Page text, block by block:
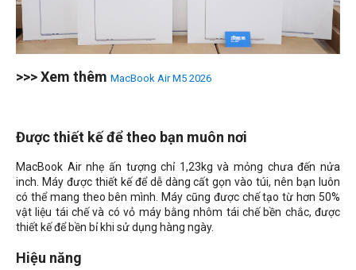
>>> Xem thêm MacBook Air M5 2026
Được thiết kế để theo bạn muôn nơi
MacBook Air nhẹ ấn tượng chỉ 1,23kg và mỏng chưa đến nửa
inch. Máy được thiết kế để dễ dàng cất gọn vào túi, nên bạn luôn
có thể mang theo bên mình. Máy cũng được chế tạo từ hơn 50%
vật liệu tái chế và có vỏ máy bằng nhôm tái chế bền chắc, được
thiết kế để bền bỉ khi sử dụng hàng ngày.
Hiệu năng